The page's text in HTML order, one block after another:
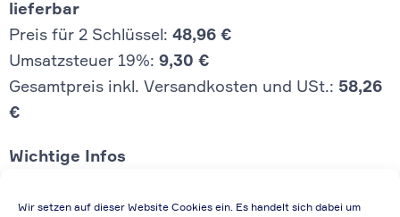
Wir setzen auf dieser Website Cookies ein. Es handelt sich dabei um
lieferbar
Preis für 2 Schlüssel: 48,96 €
Umsatzsteuer 19%: 9,30 €
Gesamtpreis inkl. Versandkosten und USt.: 58,26
€
Wichtige Infos
Die Preisangabe gilt auch für